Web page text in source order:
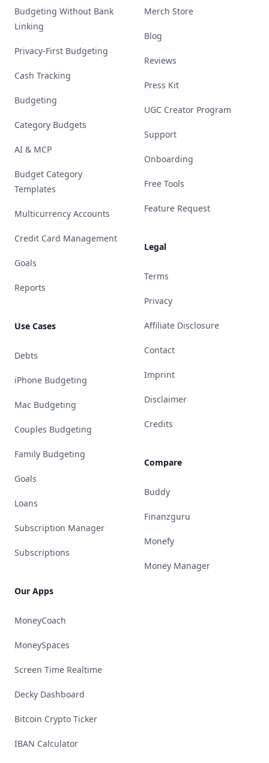
Budgeting Without Bank
Linking
Privacy-First Budgeting
Cash Tracking
Budgeting
Category Budgets
AI & MCP
Budget Category
Templates
Multicurrency Accounts
Credit Card Management
Goals
Reports
Use Cases
Debts
iPhone Budgeting
Mac Budgeting
Couples Budgeting
Family Budgeting
Goals
Loans
Subscription Manager
Subscriptions
Our Apps
MoneyCoach
MoneySpaces
Screen Time Realtime
Decky Dashboard
Bitcoin Crypto Ticker
IBAN Calculator
Merch Store
Blog
Reviews
Press Kit
UGC Creator Program
Support
Onboarding
Free Tools
Feature Request
Legal
Terms
Privacy
Affiliate Disclosure
Contact
Imprint
Disclaimer
Credits
Compare
Buddy
Finanzguru
Monefy
Money Manager